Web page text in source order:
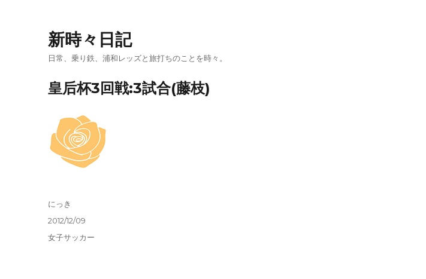
新時々日記
日常、乗り鉄、浦和レッズと旅打ちのことを時々。
皇后杯3回戦:3試合(藤枝)
投
にっき
投
稿
2012/12/09
カ
女子サッカー